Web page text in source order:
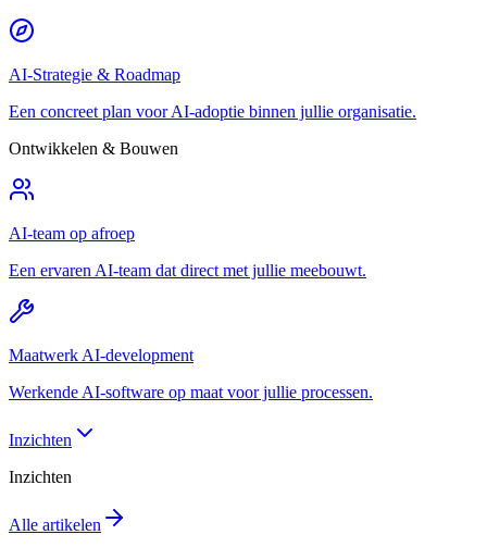
AI-Strategie & Roadmap
Een concreet plan voor AI-adoptie binnen jullie organisatie.
Ontwikkelen & Bouwen
AI-team op afroep
Een ervaren AI-team dat direct met jullie meebouwt.
Maatwerk AI-development
Werkende AI-software op maat voor jullie processen.
Inzichten
Inzichten
Alle artikelen